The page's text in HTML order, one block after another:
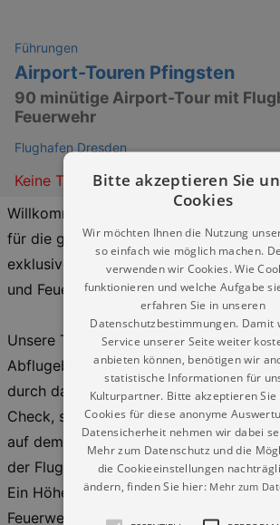
Führungen
Airport-Touren Pfingsten
90 minütige Airport-Tour mit
Feuerwehr
Flughafen Dresden
Keine Termine
Willkommen zu unserer spannenden
für die ganze Familie und Einzelgäste,
exklusiven Einblick in die Welt der
und Feuerwehrtechnik bietet.
Unsere Tour beginnt an der AERO
Abflugebene im Terminal. Nach einem
durch das Terminal und dem
Check, steigen Sie in unseren Tourbus,
auf dem Vorfeld zu erkunden und die
der Flugzeugabfertigung
Ein Höhepunkt der Tour ist der Besuch
Feuerwehr. Hier haben Sie die
Bitte akzeptieren Sie
Cookies
Wir möchten Ihnen die Nutzung
so einfach wie möglich machen.
verwenden wir Cookies. Wie
funktionieren und welche Aufgabe
erfahren Sie in unseren
Datenschutzbestimmungen. Damit
Service unserer Seite weiter
anbieten können, benötigen wir
statistische Informationen für
Kulturpartner. Bitte akzeptieren Sie
Cookies für diese anonyme
Datensicherheit nehmen wir dabei
Mehr zum Datenschutz und die
die Cookieeinstellungen
ändern, finden Sie hier: Mehr zum